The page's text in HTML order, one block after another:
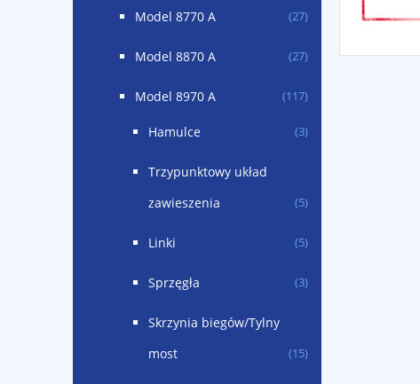
Model 8770 A (27)
Model 8870 A (27)
Model 8970 A (117)
Hamulce (3)
Trzypunktowy układ
zawieszenia
(5)
Linki (5)
Sprzęgła (3)
Skrzynia biegów/Tylny
most
(15)